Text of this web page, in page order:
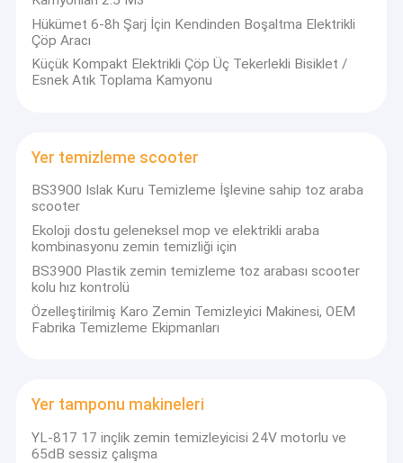
Fabrika turu
Kalite Kontrolü
Yer temizleme makineleri
Kompakt Yer Yıkama Makineleri
Yer temizleyicilerinin Arkasında Yürüyün
Yer temizleyicilerle
Yer süpürge makineleri
Süpürge Makineleri
Hükümet 6-8h Şarj İçin Kendinden Boşaltma Elektrikli
Çöp Aracı
Küçük Kompakt Elektrikli Çöp Üç Tekerlekli Bisiklet /
Esnek Atık Toplama Kamyonu
Yer temizleme scooter
BS3900 Islak Kuru Temizleme İşlevine sahip toz araba
scooter
Ekoloji dostu geleneksel mop ve elektrikli araba
kombinasyonu zemin temizliği için
BS3900 Plastik zemin temizleme toz arabası scooter
kolu hız kontrolü
Özelleştirilmiş Karo Zemin Temizleyici Makinesi, OEM
Fabrika Temizleme Ekipmanları
Yer tamponu makineleri
YL-817 17 inçlik zemin temizleyicisi 24V motorlu ve
65dB sessiz çalışma
Dycon, zemin süpürgesi kurutucusunun tasarlanması ve
üretilmesine odaklanır, kaliteye dikkat edin.Tüm makineler kendi
başımıza tasarlanır, metal şasi lazer tarafından kesilir, bu da
yedek parçaların hassas ve yüksek değiştirilebilirliğini sağlar.
Ürünlerimiz, dünya çapında stil ile senkronize uluslararası ana
merkez olarak görüyoruz, Dycon ile işbirliği yapıyoruz, iyi bir
bölgesel koruma, kaliteli ürün, iyi hizmet alacaksınız, ayrıca
sürekli bir ürün platformu geliştireceksiniz.
Dycon güven ortaktır, bayi ekibimize katılın, daha fazla elde
edersiniz.